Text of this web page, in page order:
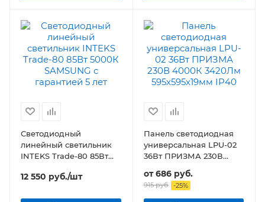
Светодиодный
линейный светильник
INTEKS Trade-80 85Вт
12 550 руб./шт
Панель светодиодная
универсальная LPU-02
36Вт ПРИЗМА 230В
IP40
от686 руб.
915 руб. -25%